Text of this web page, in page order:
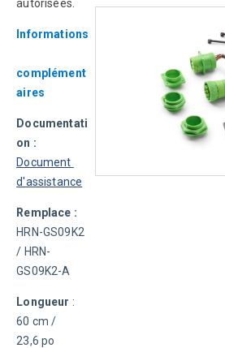
autorisées.
Informations
complément
aires
Documentati
on :
Document
d'assistance
Remplace :
HRN-GS09K2
/ HRN-
GS09K2-A
Longueur :
60 cm /
23,6 po